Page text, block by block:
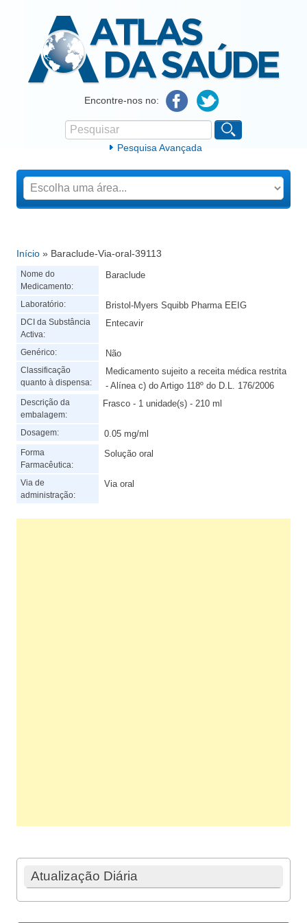
Atlas da SaúdeEncontre-nos no:
Formulário de procura
Pesquisar
Pesquisa Avançada
Está aqui
Início » Baraclude-Via-oral-39113
Nome do
Medicamento:
Baraclude
Laboratório: Bristol-Myers Squibb Pharma EEIG
DCI da Substância
Activa:
Entecavir
Genérico: Não
Classificação
quanto à dispensa:
Medicamento sujeito a receita médica restrita
- Alínea c) do Artigo 118º do D.L. 176/2006
Descrição da
embalagem:
Frasco - 1 unidade(s) - 210 ml
Dosagem: 0.05 mg/ml
Forma
Farmacêutica:
Solução oral
Via de
administração:
Via oral
Atualização Diária